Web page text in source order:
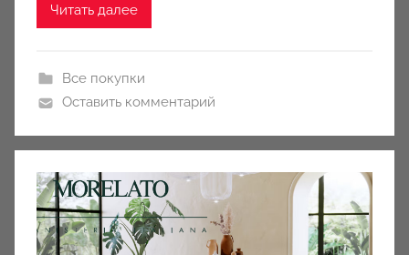
Читать далее
Все покупки
Оставить комментарий